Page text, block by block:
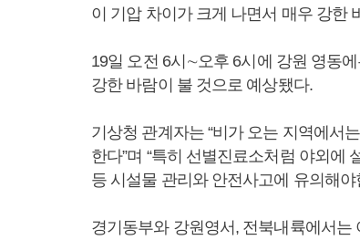
이 기압 차이가 크게 나면서 매우 강한
19일 오전 6시∼오후 6시에 강원 영동
강한 바람이 불 것으로 예상됐다.
기상청 관계자는 “비가 오는 지역에서
한다”며 “특히 선별진료소처럼 야외에
등 시설물 관리와 안전사고에 유의해야
경기동부와 강원영서, 전북내륙에서